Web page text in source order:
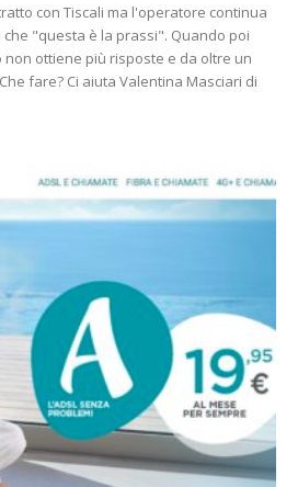
con Tiscali ma l'operatore continua
"questa è la prassi". Quando poi
ottiene più risposte e da oltre un
fare? Ci aiuta Valentina Masciari di